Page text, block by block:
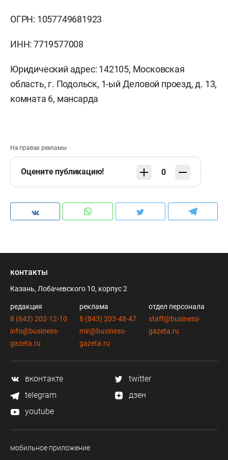
ОГРН: 1057749681923
ИНН: 7719577008
Юридический адрес: 142105, Московская
область, г. Подольск, 1-ый Деловой проезд, д. 13,
комната 6, мансарда
На правах рекламы
Оцените публикацию! 0
контакты
Казань, Лобачевского 10, корпус 2
редакция
8 (843) 202-12-10
info@business-
gazeta.ru
реклама
8 (843) 203-48-47
mir@business-
gazeta.ru
отдел персонала
staff@business-
gazeta.ru
вконтакте
twitter
telegram
дзен
youtube
мобильное приложение